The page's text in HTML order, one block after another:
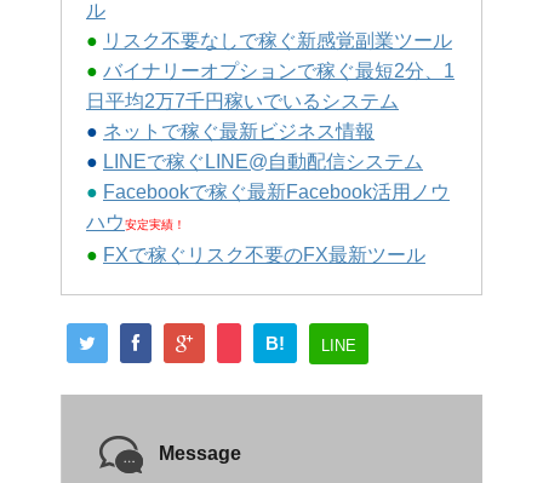
ル
● リスク不要なしで稼ぐ新感覚副業ツール
● バイナリーオプションで稼ぐ最短2分、1
日平均2万7千円稼いでいるシステム
● ネットで稼ぐ最新ビジネス情報
● LINEで稼ぐLINE@自動配信システム
● Facebookで稼ぐ最新Facebook活用ノウ
ハウ安定実績！
● FXで稼ぐリスク不要のFX最新ツール
B! LINE
Message